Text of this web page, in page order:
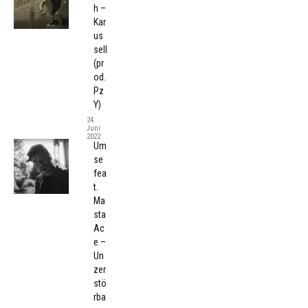
h –
Kar
us
sell
(pr
od.
Pz
Y)
24.
Juni
2022
Um
se
fea
t.
Ma
sta
Ac
e –
Un
zer
stö
rba